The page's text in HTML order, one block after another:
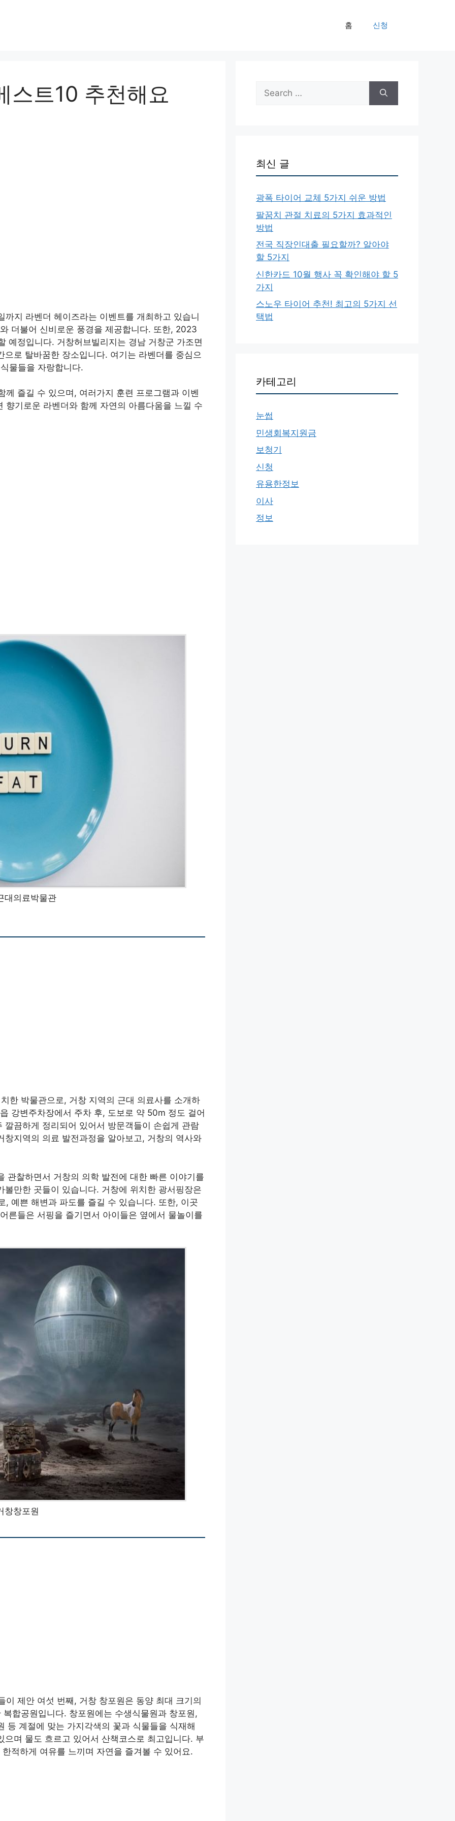
홈 신청
스트10 추천해요
지 라벤더 헤이즈라는 이벤트를 개최하고 있습니
더불어 신비로운 풍경을 제공합니다. 또한, 2023
예정입니다. 거창허브빌리지는 경남 거창군 가조면
로 탈바꿈한 장소입니다. 여기는 라벤더를 중심으
물들을 자랑합니다.
즐길 수 있으며, 여러가지 훈련 프로그램과 이벤
기로운 라벤더와 함께 자연의 아름다움을 느낄 수
대의료박물관
한 박물관으로, 거창 지역의 근대 의료사를 소개하
강변주차장에서 주차 후, 도보로 약 50m 정도 걸어
끔하게 정리되어 있어서 방문객들이 손쉽게 관람
지역의 의료 발전과정을 알아보고, 거창의 역사와
관찰하면서 거창의 의학 발전에 대한 빠른 이야기를
만한 곳들이 있습니다. 거창에 위치한 광서핑장은
, 예쁜 해변과 파도를 즐길 수 있습니다. 또한, 이곳
른들은 서핑을 즐기면서 아이들은 옆에서 물놀이를
창창포원
제안 여섯 번째, 거창 창포원은 동양 최대 크기의
합공원입니다. 창포원에는 수생식물원과 창포원,
등 계절에 맞는 가지각색의 꽃과 식물들을 식재해
며 물도 흐르고 있어서 산책코스로 최고입니다. 부
적하게 여유를 느끼며 자연을 즐겨볼 수 있어요.
Search
for:
최신 글
광폭 타이어 교체 5가지 쉬운 방법
팔꿈치 관절 치료의 5가지 효과적인
방법
전국 직장인대출 필요할까? 알아야
할 5가지
신한카드 10월 행사 꼭 확인해야 할 5
가지
스노우 타이어 추천! 최고의 5가지 선
택법
카테고리
눈썹
민생회복지원금
보청기
신청
유용한정보
이사
정보